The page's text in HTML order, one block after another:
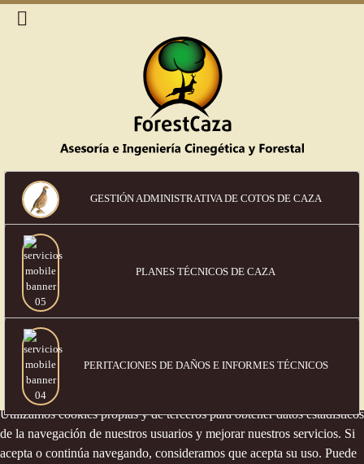
GESTIÓN ADMINISTRATIVA DE COTOS DE CAZA
PLANES TÉCNICOS DE CAZA
PERITACIONES DE DAÑOS E INFORMES TÉCNICOS
Política de cookies
Utilizamos cookies propias y de terceros para obtener datos estadísticos
de la navegación de nuestros usuarios y mejorar nuestros servicios. Si
acepta o continúa navegando, consideramos que acepta su uso. Puede